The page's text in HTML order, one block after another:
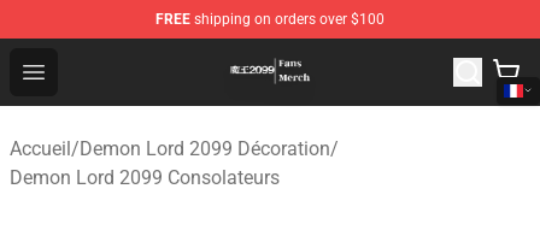
FREE shipping on orders over $100
Open menu
Demon Lord 2099 Store - Official Demon Lord 2099
Accueil/Demon Lord 2099 Décoration/
Demon Lord 2099 Consolateurs